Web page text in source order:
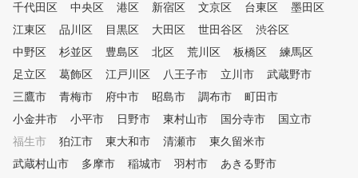
千代田区
中央区 港区 新宿区 文京区 台東区
墨田区
江東区
品川区 目黒区 大田区 世田谷区
渋谷区
中野区
杉並区 豊島区 北区 荒川区 板橋区
練馬区
足立区
葛飾区 江戸川区 八王子市 立川市
武蔵野市
三鷹市
青梅市 府中市 昭島市 調布市
町田市
小金井市
小平市 日野市 東村山市 国分寺市
国立市
福生市
狛江市 東大和市 清瀬市
東久留米市
武蔵村山市
多摩市 稲城市 羽村市
あきる野市